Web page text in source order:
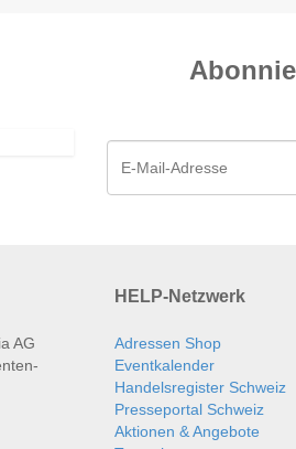
AG
HELP-Netzwerk
Adressen Shop
Eventkalender
Handelsregister Schweiz
Presseportal Schweiz
Aktionen & Angebote